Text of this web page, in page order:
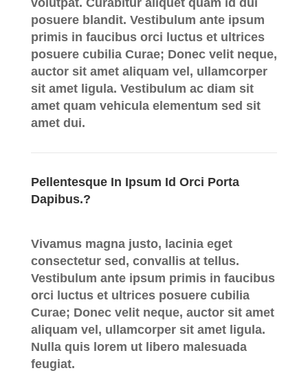
volutpat. Curabitur aliquet quam id dui
posuere blandit. Vestibulum ante ipsum
primis in faucibus orci luctus et ultrices
posuere cubilia Curae; Donec velit neque,
auctor sit amet aliquam vel, ullamcorper
sit amet ligula. Vestibulum ac diam sit
amet quam vehicula elementum sed sit
amet dui.
Pellentesque In Ipsum Id Orci Porta
Dapibus.?
Vivamus magna justo, lacinia eget
consectetur sed, convallis at tellus.
Vestibulum ante ipsum primis in faucibus
orci luctus et ultrices posuere cubilia
Curae; Donec velit neque, auctor sit amet
aliquam vel, ullamcorper sit amet ligula.
Nulla quis lorem ut libero malesuada
feugiat.